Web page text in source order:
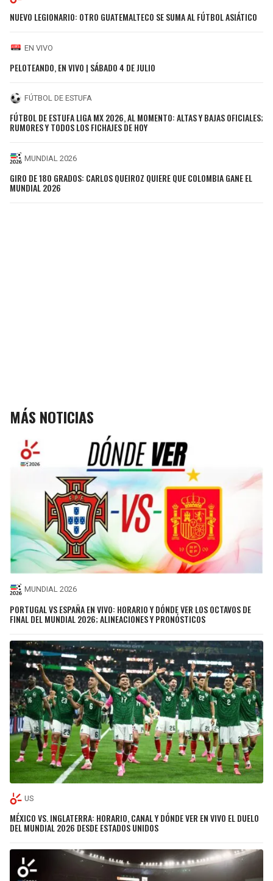
NUEVO LEGIONARIO: OTRO GUATEMALTECO SE SUMA AL FÚTBOL ASIÁTICO
EN VIVO
PELOTEANDO, EN VIVO | SÁBADO 4 DE JULIO
FÚTBOL DE ESTUFA
FÚTBOL DE ESTUFA LIGA MX 2026, AL MOMENTO: ALTAS Y BAJAS OFICIALES;
RUMORES Y TODOS LOS FICHAJES DE HOY
MUNDIAL 2026
GIRO DE 180 GRADOS: CARLOS QUEIROZ QUIERE QUE COLOMBIA GANE EL
MUNDIAL 2026
MÁS NOTICIAS
MUNDIAL 2026
PORTUGAL VS ESPAÑA EN VIVO: HORARIO Y DÓNDE VER LOS OCTAVOS DE
FINAL DEL MUNDIAL 2026; ALINEACIONES Y PRONÓSTICOS
US
MÉXICO VS. INGLATERRA: HORARIO, CANAL Y DÓNDE VER EN VIVO EL DUELO
DEL MUNDIAL 2026 DESDE ESTADOS UNIDOS